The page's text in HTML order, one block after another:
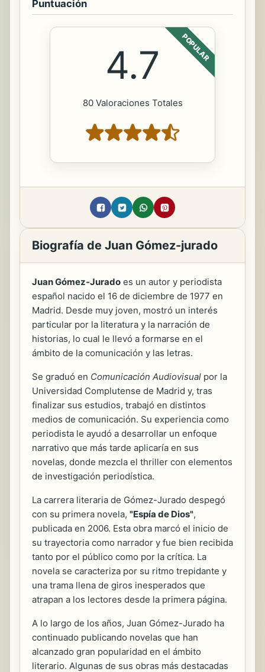
Puntuación
POPULAR
4.7
80 Valoraciones Totales
Biografía de Juan Gómez-jurado
Juan Gómez-Jurado es un autor y periodista
español nacido el 16 de diciembre de 1977 en
Madrid. Desde muy joven, mostró un interés
particular por la literatura y la narración de
historias, lo cual le llevó a formarse en el
ámbito de la comunicación y las letras.
Se graduó en Comunicación Audiovisual por la
Universidad Complutense de Madrid y, tras
finalizar sus estudios, trabajó en distintos
medios de comunicación. Su experiencia como
periodista le ayudó a desarrollar un enfoque
narrativo que más tarde aplicaría en sus
novelas, donde mezcla el thriller con elementos
de investigación periodística.
La carrera literaria de Gómez-Jurado despegó
con su primera novela, "Espía de Dios",
publicada en 2006. Esta obra marcó el inicio de
su trayectoria como narrador y fue bien recibida
tanto por el público como por la crítica. La
novela se caracteriza por su ritmo trepidante y
una trama llena de giros inesperados que
atrapan a los lectores desde la primera página.
A lo largo de los años, Juan Gómez-Jurado ha
continuado publicando novelas que han
alcanzado gran popularidad en el ámbito
literario. Algunas de sus obras más destacadas